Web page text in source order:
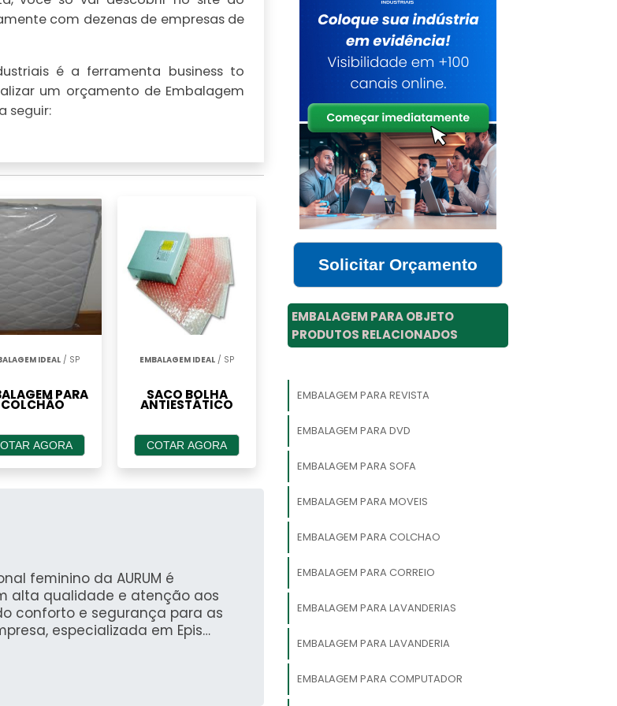
com dezenas de empresas de
é a ferramenta business to
um orçamento de Embalagem
seguir:
IDEAL / SP
PARA
COLCHÃO
AGORA
EMBALAGEM IDEAL / SP
SACO BOLHA
ANTIESTÁTICO
COTAR AGORA
feminino da AURUM é
alta qualidade e atenção aos
conforto e segurança para as
especializada em Epis
de uniformes profissionais e
personalizado e singular
Solicitar Orçamento
EMBALAGEM PARA OBJETO
PRODUTOS RELACIONADOS
EMBALAGEM PARA REVISTA
EMBALAGEM PARA DVD
EMBALAGEM PARA SOFA
EMBALAGEM PARA MOVEIS
EMBALAGEM PARA COLCHAO
EMBALAGEM PARA CORREIO
EMBALAGEM PARA LAVANDERIAS
EMBALAGEM PARA LAVANDERIA
EMBALAGEM PARA COMPUTADOR